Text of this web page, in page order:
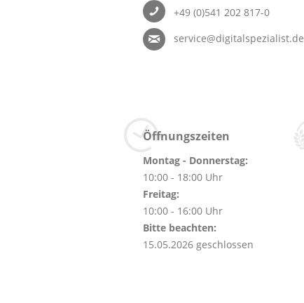
+49 (0)541 202 817-0
service@digitalspezialist.de
Öffnungszeiten
Montag - Donnerstag:
10:00 - 18:00 Uhr
Freitag:
10:00 - 16:00 Uhr
Bitte beachten:
15.05.2026 geschlossen